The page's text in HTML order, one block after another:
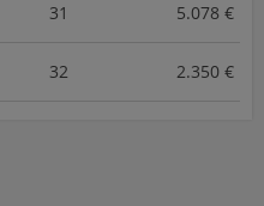
31 5.078 €
32 2.350 €